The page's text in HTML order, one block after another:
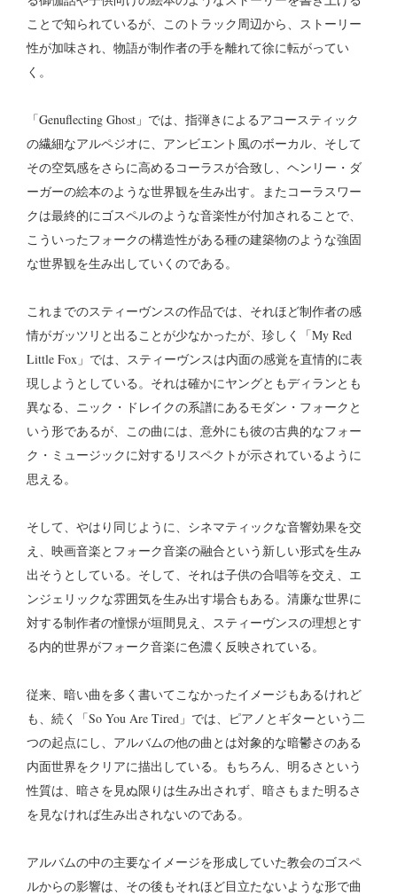
ことで知られているが、このトラック周辺から、ストーリー
性が加味され、物語が制作者の手を離れて徐に転がってい
く。
「Genuflecting Ghost」では、指弾きによるアコースティック
の繊細なアルペジオに、アンビエント風のボーカル、そして
その空気感をさらに高めるコーラスが合致し、ヘンリー・ダ
ーガーの絵本のような世界観を生み出す。またコーラスワー
クは最終的にゴスペルのような音楽性が付加されることで、
こういったフォークの構造性がある種の建築物のような強固
な世界観を生み出していくのである。
これまでのスティーヴンスの作品では、それほど制作者の感
情がガッツリと出ることが少なかったが、珍しく「My Red
Little Fox」では、スティーヴンスは内面の感覚を直情的に表
現しようとしている。それは確かにヤングともディランとも
異なる、ニック・ドレイクの系譜にあるモダン・フォークと
いう形であるが、この曲には、意外にも彼の古典的なフォー
ク・ミュージックに対するリスペクトが示されているように
思える。
そして、やはり同じように、シネマティックな音響効果を交
え、映画音楽とフォーク音楽の融合という新しい形式を生み
出そうとしている。そして、それは子供の合唱等を交え、エ
ンジェリックな雰囲気を生み出す場合もある。清廉な世界に
対する制作者の憧憬が垣間見え、スティーヴンスの理想とす
る内的世界がフォーク音楽に色濃く反映されている。
従来、暗い曲を多く書いてこなかったイメージもあるけれど
も、続く「So You Are Tired」では、ピアノとギターという二
つの起点にし、アルバムの他の曲とは対象的な暗鬱さのある
内面世界をクリアに描出している。もちろん、明るさという
性質は、暗さを見ぬ限りは生み出されず、暗さもまた明るさ
を見なければ生み出されないのである。
アルバムの中の主要なイメージを形成していた教会のゴスペ
ルからの影響は、その後もそれほど目立たないような形で曲